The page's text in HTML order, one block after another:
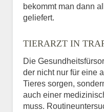
bekommt man dann
geliefert.
TIERARZT IN
Die
der nicht nur für eine
Tieres sorgen,
auch einer
muss.